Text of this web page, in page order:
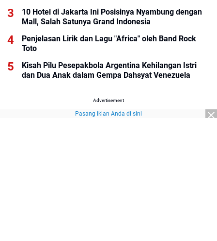
10 Hotel di Jakarta Ini Posisinya Nyambung dengan
Mall, Salah Satunya Grand Indonesia
Penjelasan Lirik dan Lagu "Africa" oleh Band Rock
Toto
Kisah Pilu Pesepakbola Argentina Kehilangan Istri
dan Dua Anak dalam Gempa Dahsyat Venezuela
Advertisement
Pasang iklan Anda di sini